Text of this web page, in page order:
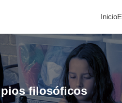
Inicio
filosóficos